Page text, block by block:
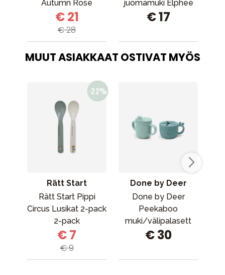
Autumn Rose
€ 21
€ 28
juomamuki Elphee
Powder
€ 17
MUUT ASIAKKAAT OSTIVAT MYÖS
Rätt Start
Rätt Start Pippi
Circus Lusikat 2-pack
2-pack
€ 7
€ 9
Done by Deer
Done by Deer
Peekaboo
muki/välipalasett
Deer friends Blue
€ 30